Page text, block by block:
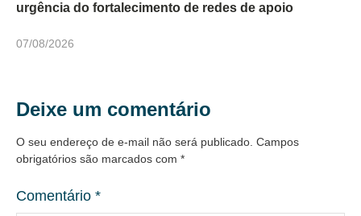
urgência do fortalecimento de redes de apoio
07/08/2026
Deixe um comentário
O seu endereço de e-mail não será publicado. Campos
obrigatórios são marcados com *
Comentário *